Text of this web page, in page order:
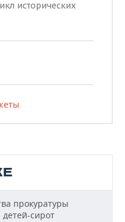
исторических
прокуратуры
сирот